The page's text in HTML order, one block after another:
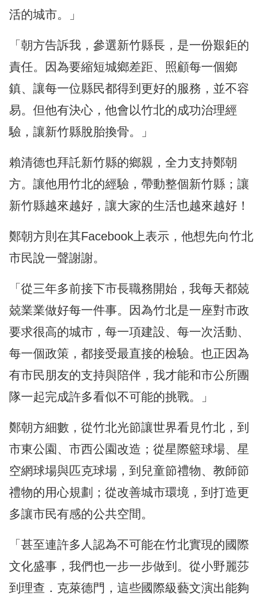
活的城市。」
「朝方告訴我，參選新竹縣長，是一份艱鉅的
責任。因為要縮短城鄉差距、照顧每一個鄉
鎮、讓每一位縣民都得到更好的服務，並不容
易。但他有決心，他會以竹北的成功治理經
驗，讓新竹縣脫胎換骨。」
賴清德也拜託新竹縣的鄉親，全力支持鄭朝
方。讓他用竹北的經驗，帶動整個新竹縣；讓
新竹縣越來越好，讓大家的生活也越來越好！
鄭朝方則在其Facebook上表示，他想先向竹北
市民說一聲謝謝。
「從三年多前接下市長職務開始，我每天都兢
兢業業做好每一件事。因為竹北是一座對市政
要求很高的城市，每一項建設、每一次活動、
每一個政策，都接受最直接的檢驗。也正因為
有市民朋友的支持與陪伴，我才能和市公所團
隊一起完成許多看似不可能的挑戰。」
鄭朝方細數，從竹北光節讓世界看見竹北，到
市東公園、市西公園改造；從星際籃球場、星
空網球場與匹克球場，到兒童節禮物、教師節
禮物的用心規劃；從改善城市環境，到打造更
多讓市民有感的公共空間。
「甚至連許多人認為不可能在竹北實現的國際
文化盛事，我們也一步一步做到。從小野麗莎
到理查．克萊德門，這些國際級藝文演出能夠